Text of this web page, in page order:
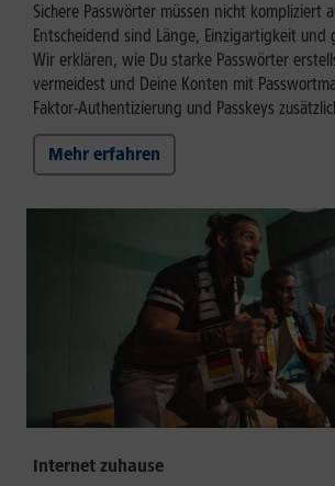
Sichere Passwörter müssen nicht kompliziert
Entscheidend sind Länge, Einzigartigkeit und
Wir erklären, wie Du starke Passwörter
vermeidest und Deine Konten mit
Faktor-Authentizierung und Passkeys
Mehr erfahren
Internet zuhause